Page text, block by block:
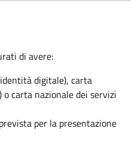
di avere:
digitale), carta
o carta nazionale dei servizi
per la presentazione